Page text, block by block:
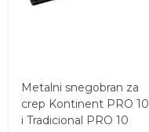
Metalni snegobran za
crep Kontinent PRO 10
i Tradicional PRO 10